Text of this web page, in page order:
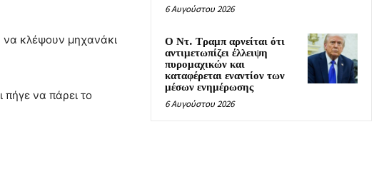
κλέψουν μηχανάκι
πήγε να πάρει το
6 Αυγούστου 2026
Ο Ντ. Τραμπ αρνείται ότι
αντιμετωπίζει έλλειψη
πυρομαχικών και
καταφέρεται εναντίον των
μέσων ενημέρωσης
6 Αυγούστου 2026